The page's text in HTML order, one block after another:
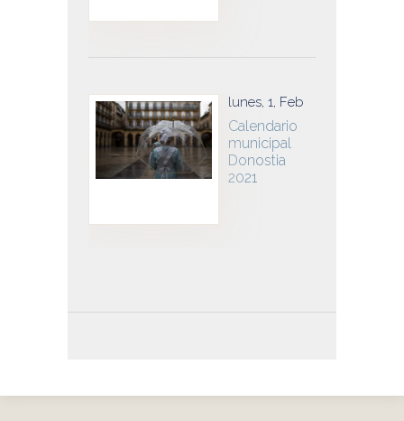
lunes, 1, Feb
Calendario
municipal
Donostia
2021